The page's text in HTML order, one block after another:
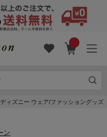
ディズニー ウェア/ファッショングッズ